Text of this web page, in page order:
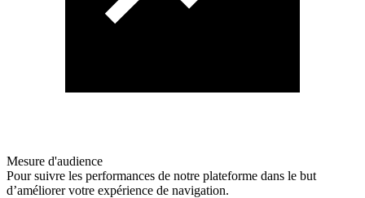
Mesure d'audience
Pour suivre les performances de notre plateforme dans le but
d’améliorer votre expérience de navigation.